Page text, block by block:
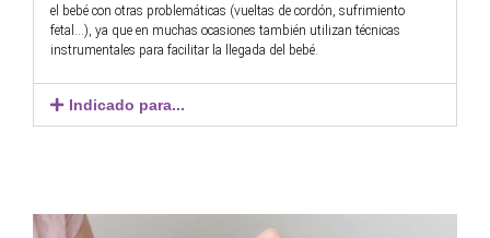
el bebé con otras problemáticas (vueltas de cordón, sufrimiento
fetal…), ya que en muchas ocasiones también utilizan técnicas
instrumentales para facilitar la llegada del bebé.
Indicado para...